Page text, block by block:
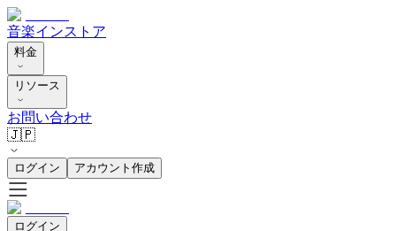
音楽インストア
料金
リソース
お問い合わせ
🇯🇵
ログイン アカウント作成
ログイン